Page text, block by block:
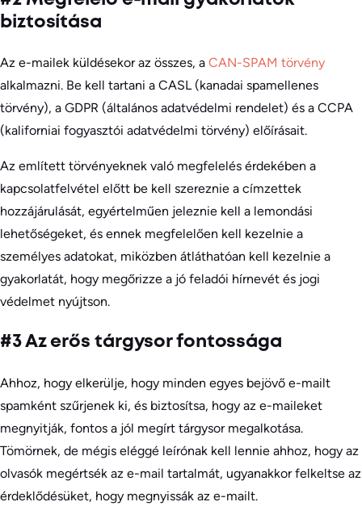
biztosítása
Az e-mailek küldésekor az összes, a CAN-SPAM törvény
alkalmazni. Be kell tartani a CASL (kanadai spamellenes
törvény), a GDPR (általános adatvédelmi rendelet) és a CCPA
(kaliforniai fogyasztói adatvédelmi törvény) előírásait.
Az említett törvényeknek való megfelelés érdekében a
kapcsolatfelvétel előtt be kell szereznie a címzettek
hozzájárulását, egyértelműen jeleznie kell a lemondási
lehetőségeket, és ennek megfelelően kell kezelnie a
személyes adatokat, miközben átláthatóan kell kezelnie a
gyakorlatát, hogy megőrizze a jó feladói hírnevét és jogi
védelmet nyújtson.
#3 Az erős tárgysor fontossága
Ahhoz, hogy elkerülje, hogy minden egyes bejövő e-mailt
spamként szűrjenek ki, és biztosítsa, hogy az e-maileket
megnyitják, fontos a jól megírt tárgysor megalkotása.
Tömörnek, de mégis eléggé leírónak kell lennie ahhoz, hogy az
olvasók megértsék az e-mail tartalmát, ugyanakkor felkeltse az
érdeklődésüket, hogy megnyissák az e-mailt.